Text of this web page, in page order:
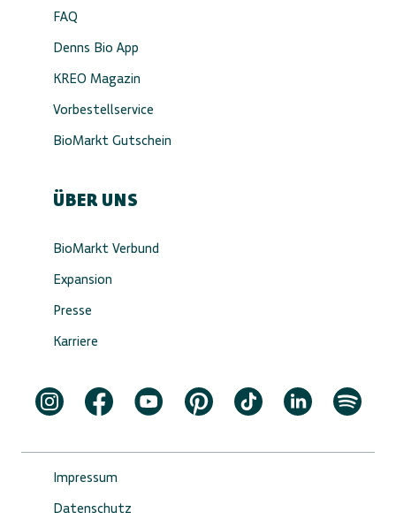
FAQ
Denns Bio App
KREO Magazin
Vorbestellservice
BioMarkt Gutschein
ÜBER UNS
BioMarkt Verbund
Expansion
Presse
Karriere
Impressum
Datenschutz